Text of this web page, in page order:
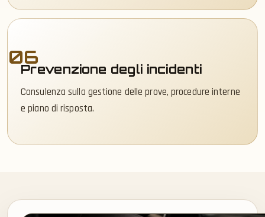
06
Prevenzione degli incidenti
Consulenza sulla gestione delle prove, procedure interne
e piano di risposta.